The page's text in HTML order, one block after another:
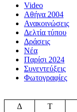
Video
Αθήνα 2004
Ανακοινώσεις
Δελτία τύπου
Δράσεις
Νέα
Παρίσι 2024
Συνεντεύξεις
Φωτογραφίες
Δ
Τ